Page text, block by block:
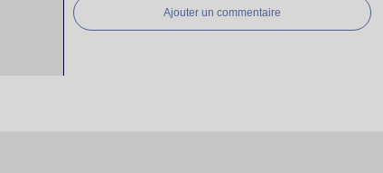
Ajouter un commentaire